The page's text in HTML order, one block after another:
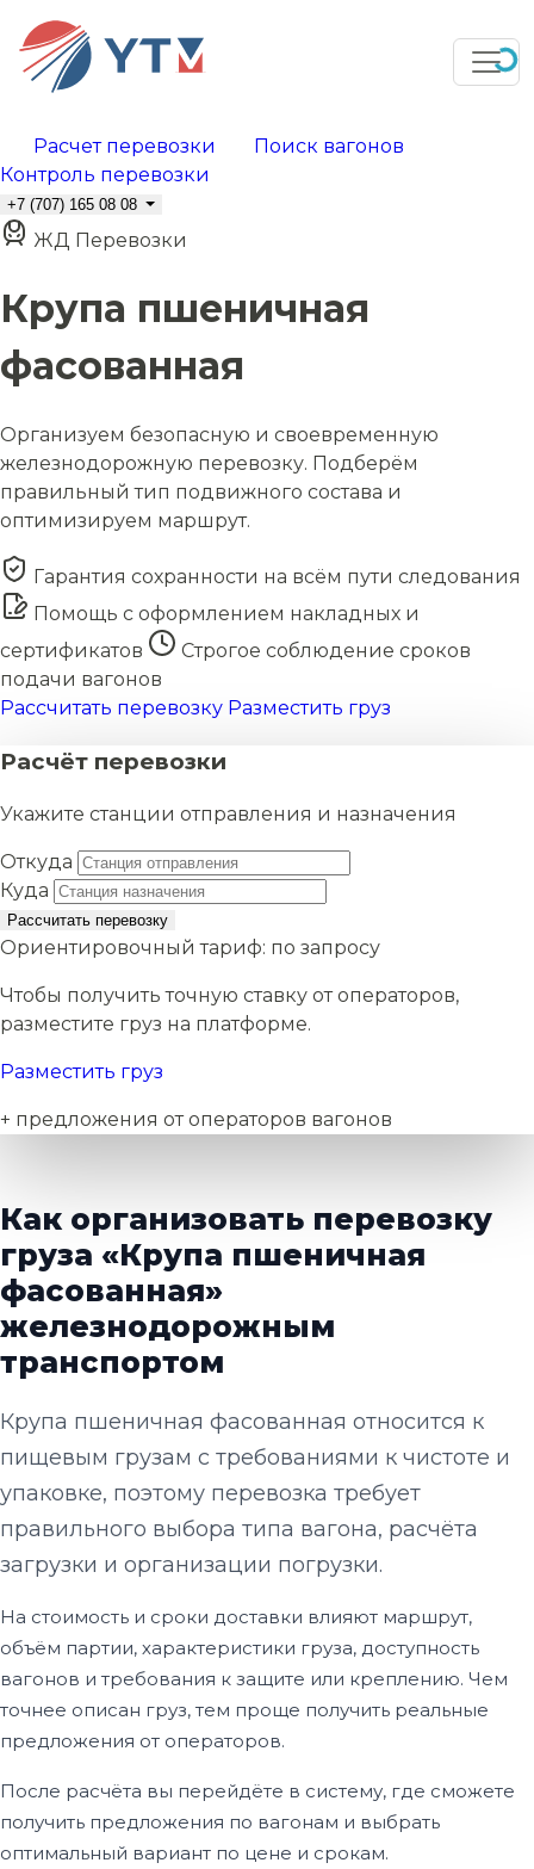
Расчет перевозки
Поиск вагонов
Контроль перевозки
+7 (707) 165 08 08
ЖД Перевозки
Крупа пшеничная
фасованная
Организуем безопасную и своевременную
железнодорожную перевозку. Подберём
правильный тип подвижного состава и
оптимизируем маршрут.
Гарантия сохранности на всём пути следования
Помощь с оформлением накладных и
сертификатов
Строгое соблюдение сроков
подачи вагонов
Рассчитать перевозку Разместить груз
Расчёт перевозки
Укажите станции отправления и назначения
Откуда
Куда
Рассчитать перевозку
Ориентировочный тариф: по запросу
Чтобы получить точную ставку от операторов,
разместите груз на платформе.
Разместить груз
+ предложения от операторов вагонов
Как организовать перевозку
груза «Крупа пшеничная
фасованная»
железнодорожным
транспортом
Крупа пшеничная фасованная относится к
пищевым грузам с требованиями к чистоте и
упаковке, поэтому перевозка требует
правильного выбора типа вагона, расчёта
загрузки и организации погрузки.
На стоимость и сроки доставки влияют маршрут,
объём партии, характеристики груза, доступность
вагонов и требования к защите или креплению. Чем
точнее описан груз, тем проще получить реальные
предложения от операторов.
После расчёта вы перейдёте в систему, где сможете
получить предложения по вагонам и выбрать
оптимальный вариант по цене и срокам.